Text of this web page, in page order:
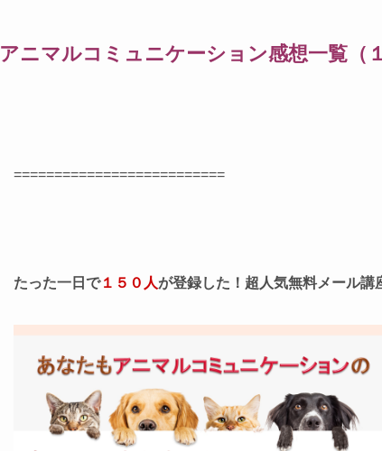
アニマルコミュニケーション感想一覧（
==========================
たった一日で１５０人が登録した！超人気無料メール講